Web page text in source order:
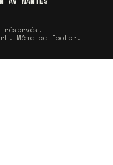
réservés.
Même ce footer.